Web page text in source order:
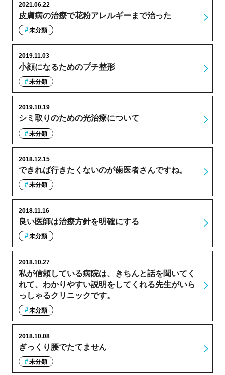
皮膚病の治療で花粉アレルギーまで治った
2021.06.22
未分類
小顔になるためのプチ整形
2019.11.03
未分類
シミ取りのための光治療について
2019.10.19
未分類
できれば行きたくないのが歯医者さんですね。
2018.12.15
未分類
良い医師は治療方針を明確にする
2018.11.16
未分類
私が信頼している病院は、きちんと話を聞いてく
れて、わかりやすい説明をしてくれる先生がいら
っしゃるクリニックです。
2018.10.27
未分類
ぎっくり腰でたてません
2018.10.08
未分類